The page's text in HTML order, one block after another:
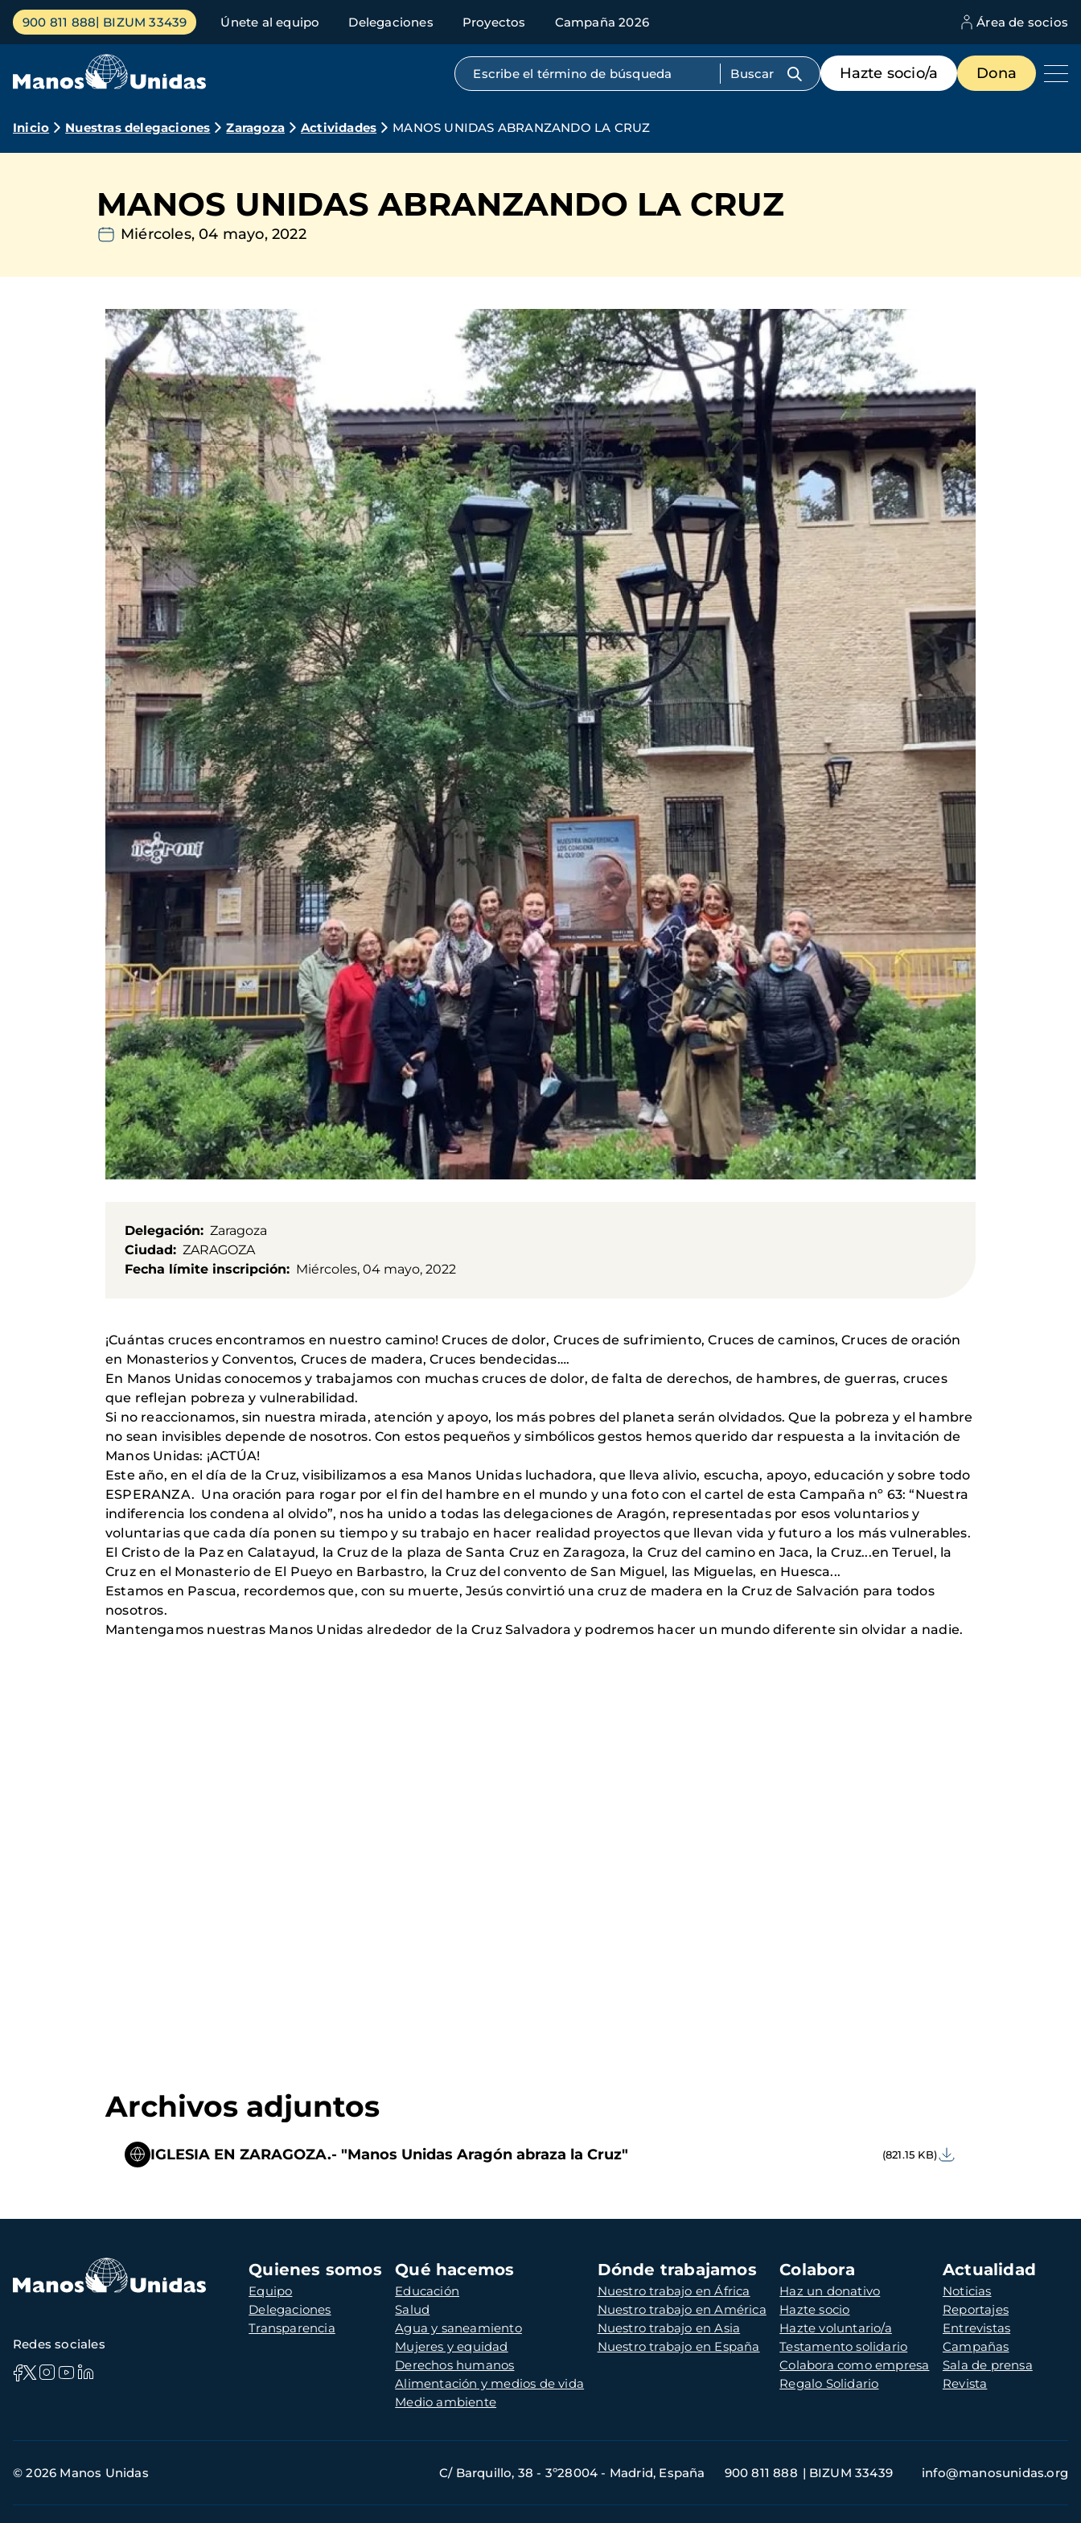
Pasar
contenido
Menú
principal
900 811 888 BIZUM 33439 Únete al equipo Delegaciones Proyectos Campaña 2026 Área de socios
Búsqueda por texto completo
Menú
de
destacados
Hazte socio/a Dona
Ruta
navegación
Inicio Nuestras delegaciones Zaragoza Actividades MANOS UNIDAS ABRANZANDO LA CRUZ
MANOS UNIDAS ABRANZANDO LA CRUZ
Miércoles, 04 mayo, 2022
Delegación
Zaragoza
Ciudad
ZARAGOZA
Fecha límite inscripción
Miércoles, 04 mayo, 2022
¡Cuántas cruces encontramos en nuestro camino! Cruces de dolor, Cruces de sufrimiento, Cruces de caminos, Cruces de oración
en Monasterios y Conventos, Cruces de madera, Cruces bendecidas….
En Manos Unidas conocemos y trabajamos con muchas cruces de dolor, de falta de derechos, de hambres, de guerras, cruces
que reflejan pobreza y vulnerabilidad.
Si no reaccionamos, sin nuestra mirada, atención y apoyo, los más pobres del planeta serán olvidados. Que la pobreza y el hambre
no sean invisibles depende de nosotros. Con estos pequeños y simbólicos gestos hemos querido dar respuesta a la invitación de
Manos Unidas: ¡ACTÚA!
Este año, en el día de la Cruz, visibilizamos a esa Manos Unidas luchadora, que lleva alivio, escucha, apoyo, educación y sobre todo
ESPERANZA. Una oración para rogar por el fin del hambre en el mundo y una foto con el cartel de esta Campaña nº 63: “Nuestra
indiferencia los condena al olvido”, nos ha unido a todas las delegaciones de Aragón, representadas por esos voluntarios y
voluntarias que cada día ponen su tiempo y su trabajo en hacer realidad proyectos que llevan vida y futuro a los más vulnerables.
El Cristo de la Paz en Calatayud, la Cruz de la plaza de Santa Cruz en Zaragoza, la Cruz del camino en Jaca, la Cruz...en Teruel, la
Cruz en el Monasterio de El Pueyo en Barbastro, la Cruz del convento de San Miguel, las Miguelas, en Huesca...
Estamos en Pascua, recordemos que, con su muerte, Jesús convirtió una cruz de madera en la Cruz de Salvación para todos
nosotros.
Mantengamos nuestras Manos Unidas alrededor de la Cruz Salvadora y podremos hacer un mundo diferente sin olvidar a nadie.
Archivos adjuntos
IGLESIA EN ZARAGOZA.- "Manos Unidas Aragón abraza la Cruz" (821.15 KB)
Navegación
principal
Quienes somos
Equipo
Delegaciones
Transparencia
Qué hacemos
Educación
Salud
Agua y saneamiento
Mujeres y equidad
Derechos humanos
Alimentación y medios de vida
Medio ambiente
Dónde trabajamos
Nuestro trabajo en África
Nuestro trabajo en América
Nuestro trabajo en Asia
Nuestro trabajo en España
Colabora
Haz un donativo
Hazte socio
Hazte voluntario/a
Testamento solidario
Colabora como empresa
Regalo Solidario
Actualidad
Noticias
Reportajes
Entrevistas
Campañas
Sala de prensa
Revista
Redes sociales
de
© 2026 Manos Unidas C/ Barquillo, 38 - 3º28004 - Madrid, España 900 811 888 BIZUM 33439 info@manosunidas.org